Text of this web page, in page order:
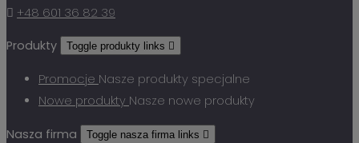
 +48 601 36 82 39
Produkty Toggle produkty links 
Promocje Nasze produkty specjalne
Nowe produkty Nasze nowe produkty
Nasza firma Toggle nasza firma links 